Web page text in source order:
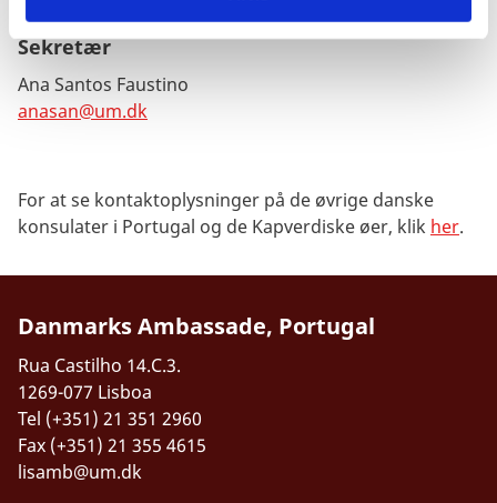
Sekretær
Ana Santos Faustino
anasan@um.dk
For at se kontaktoplysninger på de øvrige danske
konsulater i Portugal og de Kapverdiske øer, klik her.
Danmarks Ambassade, Portugal
Rua Castilho 14.C.3.
1269-077 Lisboa
Tel (+351) 21 351 2960
Fax (+351) 21 355 4615
lisamb@um.dk